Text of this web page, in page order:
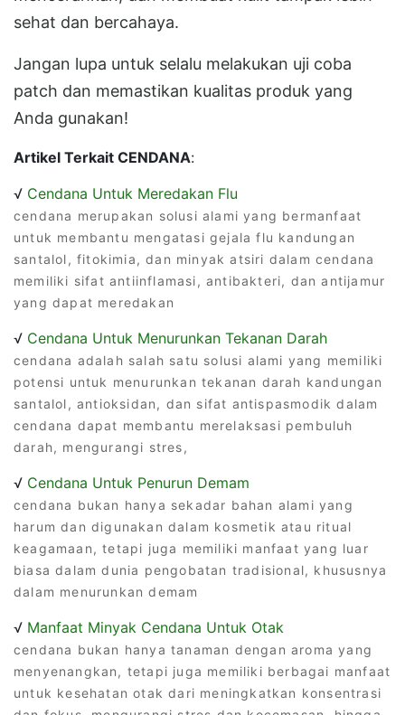
sehat dan bercahaya.
Jangan lupa untuk selalu melakukan uji coba
patch dan memastikan kualitas produk yang
Anda gunakan!
Artikel Terkait CENDANA:
√ Cendana Untuk Meredakan Flu
cendana merupakan solusi alami yang bermanfaat
untuk membantu mengatasi gejala flu kandungan
santalol, fitokimia, dan minyak atsiri dalam cendana
memiliki sifat antiinflamasi, antibakteri, dan antijamur
yang dapat meredakan
√ Cendana Untuk Menurunkan Tekanan Darah
cendana adalah salah satu solusi alami yang memiliki
potensi untuk menurunkan tekanan darah kandungan
santalol, antioksidan, dan sifat antispasmodik dalam
cendana dapat membantu merelaksasi pembuluh
darah, mengurangi stres,
√ Cendana Untuk Penurun Demam
cendana bukan hanya sekadar bahan alami yang
harum dan digunakan dalam kosmetik atau ritual
keagamaan, tetapi juga memiliki manfaat yang luar
biasa dalam dunia pengobatan tradisional, khususnya
dalam menurunkan demam
√ Manfaat Minyak Cendana Untuk Otak
cendana bukan hanya tanaman dengan aroma yang
menyenangkan, tetapi juga memiliki berbagai manfaat
untuk kesehatan otak dari meningkatkan konsentrasi